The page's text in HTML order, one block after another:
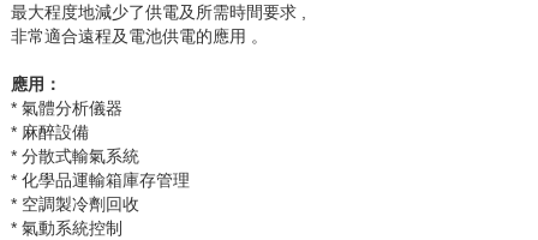
最大程度地減少了供電及所需時間要求 ,
非常適合遠程及電池供電的應用 。
應用：
* 氣體分析儀器
* 麻醉設備
* 分散式輸氣系統
* 化學品運輸箱庫存管理
* 空調製冷劑回收
* 氣動系統控制